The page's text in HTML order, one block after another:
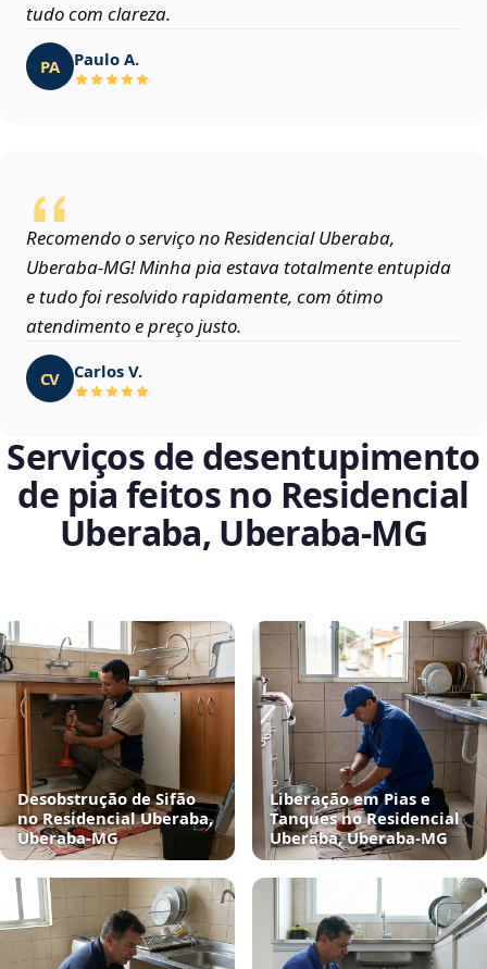
tudo com clareza.
PA Paulo A.
Recomendo o serviço no Residencial Uberaba,
Uberaba‑MG! Minha pia estava totalmente entupida
e tudo foi resolvido rapidamente, com ótimo
atendimento e preço justo.
CV Carlos V.
Serviços de desentupimento
de pia feitos no Residencial
Uberaba, Uberaba‑MG
Desobstrução de Sifão
no Residencial Uberaba,
Uberaba‑MG
Liberação em Pias e
Tanques no Residencial
Uberaba, Uberaba‑MG